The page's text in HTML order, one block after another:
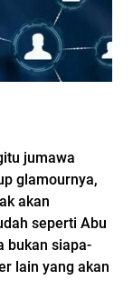
jumawa
glamournya,
akan
seperti Abu
bukan siapa-
lain yang akan